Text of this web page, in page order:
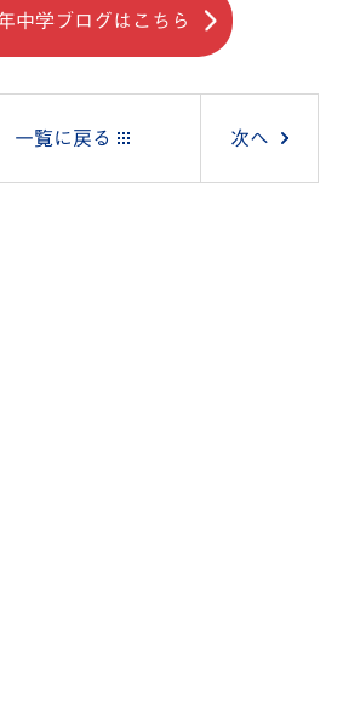
中学ブログはこちら
一覧に戻る 次へ